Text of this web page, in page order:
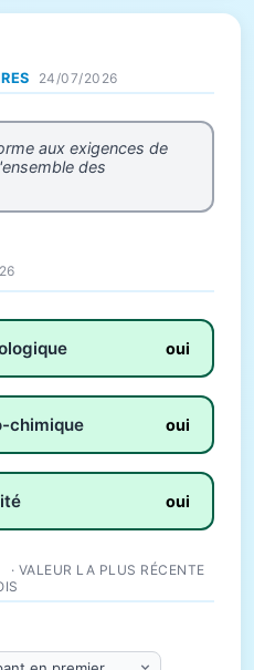
24/07/2026
aux exigences de
des
oui
chimique oui
oui
· VALEUR LA PLUS RÉCENTE